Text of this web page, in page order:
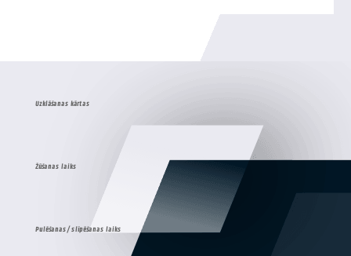
Uzklāšanas kārtas
Žūšanas laiks
Pulēšanas/ slīpēšanas laiks